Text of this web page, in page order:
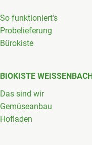
So funktioniert's
Probelieferung
Bürokiste
BIOKISTE WEISSENBACH
Das sind wir
Gemüseanbau
Hofladen